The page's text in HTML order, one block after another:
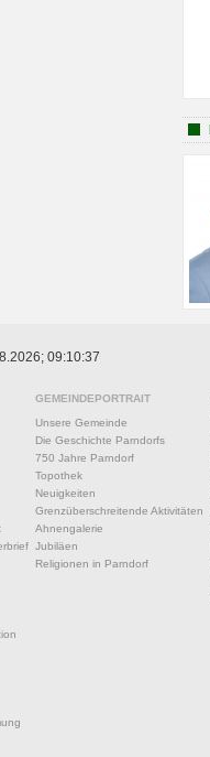
09:10:37
GEMEINDEPORTRAIT
Unsere Gemeinde
Die Geschichte Parndorfs
750 Jahre Parndorf
Topothek
Neuigkeiten
Grenzüberschreitende Aktivitäten
Ahnengalerie
Jubiläen
Religionen in Parndorf